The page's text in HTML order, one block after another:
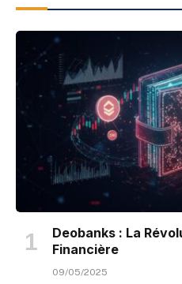
Deobanks : La
Financière
09/05/2025